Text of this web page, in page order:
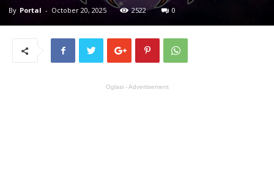
By Portal - October 20, 2025 2522 0
Oglasi - Advertisement